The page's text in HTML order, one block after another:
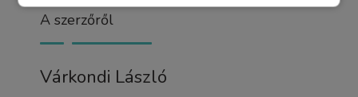
A szerzőről
Várkondi László